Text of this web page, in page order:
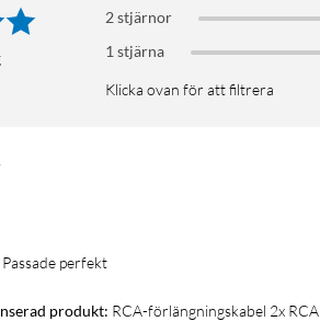
2 stjärnor
1 stjärna
Klicka ovan för att filtrera
Passade perfekt
produkt: RCA-förlängningskabel 2x